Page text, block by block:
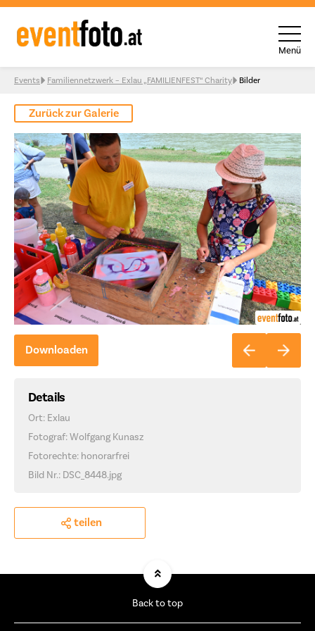
Skip to content
Menü
Events Familiennetzwerk – Exlau „FAMILIENFEST“ Charity Bilder
Zurück zur Galerie
Downloaden
Details
Ort: Exlau
Fotograf: Wolfgang Kunasz
Fotorechte: honorarfrei
Bild Nr.: DSC_8448.jpg
teilen
Back to top